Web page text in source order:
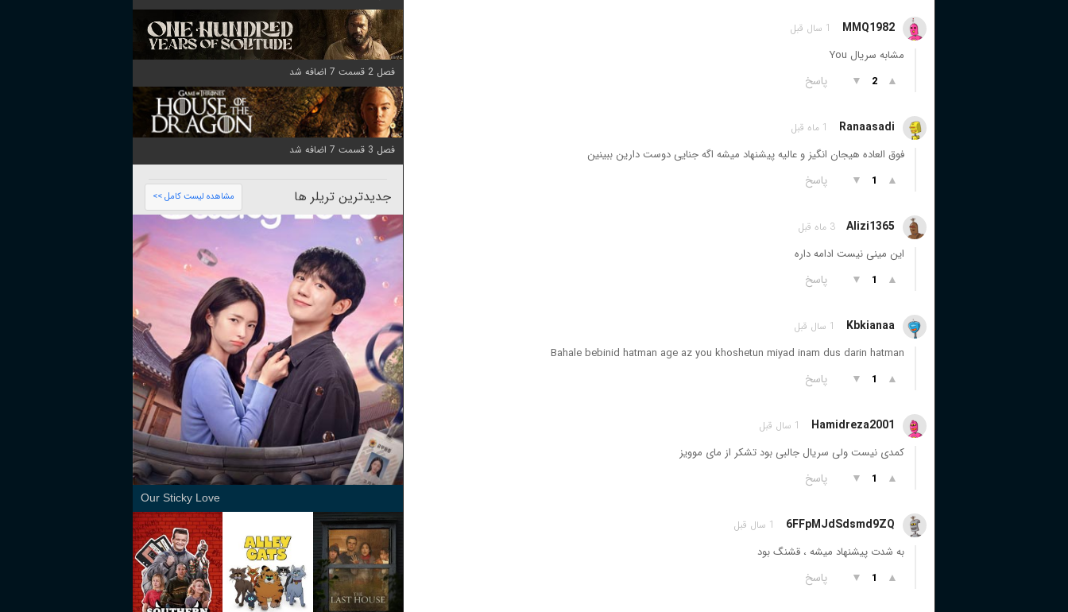
MMQ1982 1 سال قبل
مشابه سریال You
▲
2
▼ پاسخ
Ranaasadi 1 ماه قبل
فوق العاده هیجان انگیز و عالیه پیشنهاد میشه اگه جنایی دوست دارین ببینین
▲
1
▼ پاسخ
Alizi1365 3 ماه قبل
این مینی نیست ادامه داره
▲
1
▼ پاسخ
Kbkianaa 1 سال قبل
Bahale bebinid hatman age az you khoshetun miyad inam dus darin hatman
▲
1
▼ پاسخ
Hamidreza2001 1 سال قبل
کمدی نیست ولی سریال جالبی بود تشکر از مای موویز
▲
1
▼ پاسخ
6FFpMJdSdsmd9ZQ 1 سال قبل
به شدت پیشنهاد میشه ، قشنگ بود
▲
1
▼ پاسخ
فصل 2 قسمت 7 اضافه شد
فصل 3 قسمت 7 اضافه شد
جدیدترین تریلر ها مشاهده لیست کامل >>
Our Sticky Love